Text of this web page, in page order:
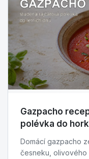
Gazpacho
polévka do
Domácí gazpacho
česneku, olivového